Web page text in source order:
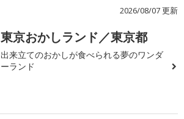
2026/08/07 更新
東京おかしランド／東京都
出来立てのおかしが食べられる夢のワンダ
ーランド